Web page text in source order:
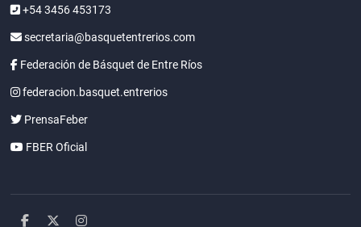
+54 3456 453173
secretaria@basquetentrerios.com
Federación de Básquet de Entre Ríos
federacion.basquet.entrerios
PrensaFeber
FBER Oficial
facebook
twitterinstagram